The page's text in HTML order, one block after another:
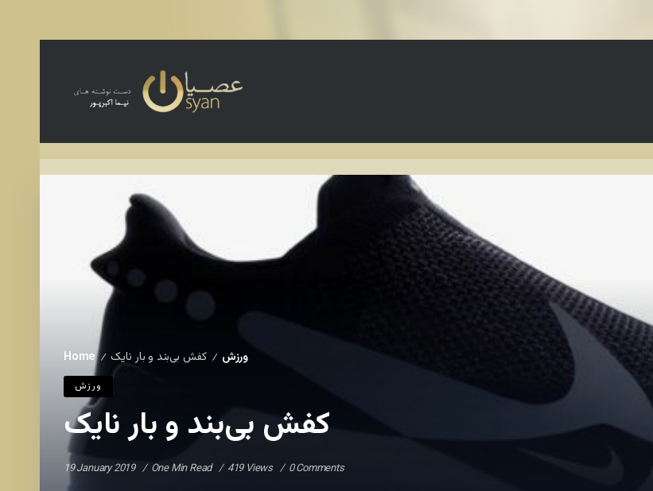
Home / ورزش / کفش بی‌بند و بار نایک
ورزش
کفش بی‌بند و بار نایک
19 January 2019 One Min Read 419 Views 0 Comments